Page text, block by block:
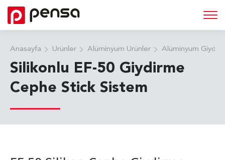
Anasayfa Ürünler Alüminyum Ürünler Alüminyum
Silikonlu EF-50 Giydirme
Cephe Stick Sistem